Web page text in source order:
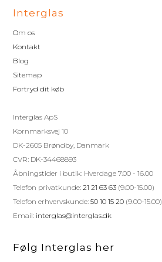
Interglas
Om os
Kontakt
Blog
Sitemap
Fortryd dit køb
Interglas ApS
Kornmarksvej 10
DK-2605 Brøndby, Danmark
CVR: DK-34468893
Åbningstider i butik: Hverdage 7.00 - 16.00
Telefon privatkunde:21 21 63 63 (9.00-15.00)
Telefon erhvervskunde:50 10 15 20 (9.00-15.00)
Email: interglas@interglas.dk
Følg Interglas her